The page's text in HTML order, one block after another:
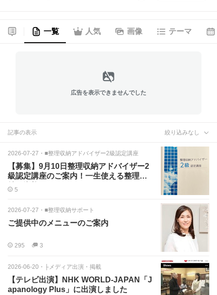
一覧 人気 画像 テーマ
広告を表示できませんでした
記事の表示 絞り込みなし
2026-07-27 ・ ■整理収納アドバイザー2級認定講座
【募集】9月10日整理収納アドバイザー2
級認定講座のご案内！一生使える整理収
納の資格
5
2026-07-27 ・ ■整理収納サポート
ご提供中のメニューのご案内
295 3
2026-06-20 ・ ├メディア出演・掲載
【テレビ出演】NHK WORLD-JAPAN「J
apanology Plus」に出演しました